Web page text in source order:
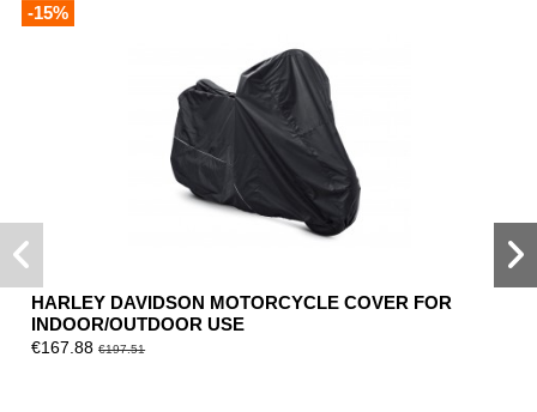
-15%
HARLEY DAVIDSON MOTORCYCLE COVER FOR
INDOOR/OUTDOOR USE
€167.88€197.51